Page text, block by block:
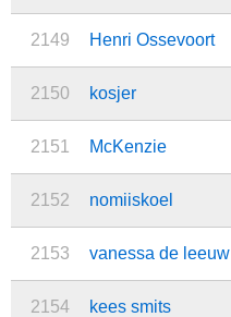
2149 Henri Ossevoort
2150 kosjer
2151 McKenzie
2152 nomiiskoel
2153 vanessa de leeuw
2154 kees smits